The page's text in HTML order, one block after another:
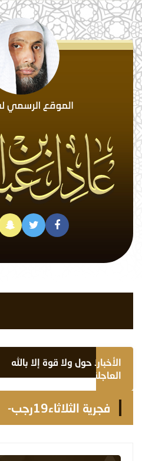
الأخبار
العاجلة
لا حول ولا قوة إلا بالله
فجرية الثلاثاء19رجب-